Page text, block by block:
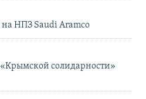
на НПЗ Saudi Aramco
солидарности»